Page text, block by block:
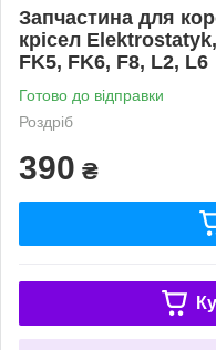
Запчастина для
крісел
FK5, FK6, F8, L2, L6
Готово до відправки
Роздріб
390 ₴